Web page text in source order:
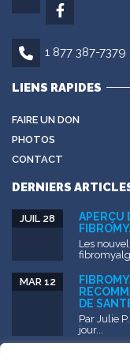
1 877 387-7379
LIENS RAPIDES
FAIRE UN DON
PHOTOS
CONTACT
DERNIERS
APERÇU
JUIL 28
Les
DE
MAR 12
Par Julie
jour...